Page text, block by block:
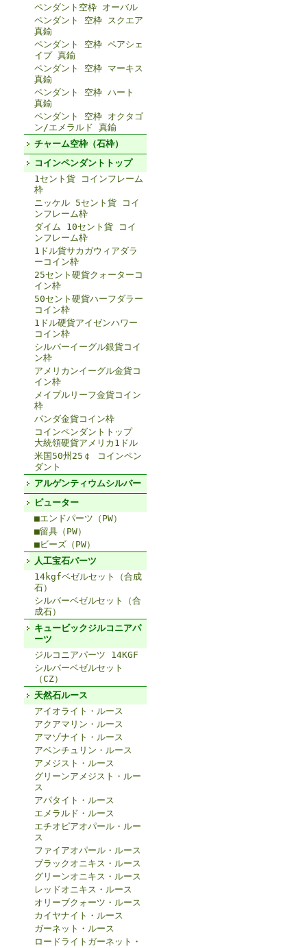
ペンダント空枠 オーバル
ペンダント 空枠 スクエア
真鍮
ペンダント 空枠 ペアシェ
イプ 真鍮
ペンダント 空枠 マーキス
真鍮
ペンダント 空枠 ハート
真鍮
ペンダント 空枠 オクタゴ
ン/エメラルド 真鍮
チャーム空枠（石枠）
コインペンダントトップ
1セント貨 コインフレーム
枠
ニッケル 5セント貨 コイ
ンフレーム枠
ダイム 10セント貨 コイ
ンフレーム枠
1ドル貨サカガウィアダラ
ーコイン枠
25セント硬貨クォーターコ
イン枠
50セント硬貨ハーフダラー
コイン枠
1ドル硬貨アイゼンハワー
コイン枠
シルバーイーグル銀貨コイ
ン枠
アメリカンイーグル金貨コ
イン枠
メイプルリーフ金貨コイン
枠
パンダ金貨コイン枠
コインペンダントトップ
大統領硬貨アメリカ1ドル
米国50州25￠ コインペン
ダント
アルゲンティウムシルバー
ピューター
■エンドパーツ（PW）
■留具（PW）
■ビーズ（PW）
人工宝石パーツ
14kgfベゼルセット（合成
石）
シルバーベゼルセット（合
成石）
キュービックジルコニアパ
ーツ
ジルコニアパーツ 14KGF
シルバーベゼルセット
（CZ）
天然石ルース
アイオライト・ルース
アクアマリン・ルース
アマゾナイト・ルース
アベンチュリン・ルース
アメジスト・ルース
グリーンアメジスト・ルー
ス
アパタイト・ルース
エメラルド・ルース
エチオピアオパール・ルー
ス
ファイアオパール・ルース
ブラックオニキス・ルース
グリーンオニキス・ルース
レッドオニキス・ルース
オリーブクォーツ・ルース
カイヤナイト・ルース
ガーネット・ルース
ロードライトガーネット・